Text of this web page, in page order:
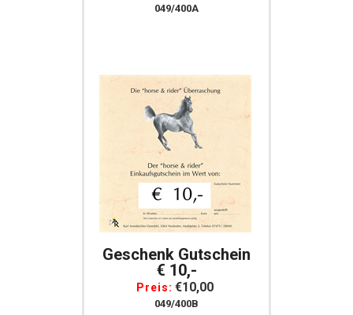
049/400A
Geschenk Gutschein
€ 10,-
Preis: €10,00
049/400B